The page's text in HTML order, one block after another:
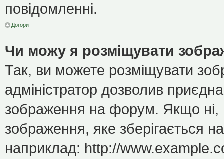
повідомленні.
Догори
Чи можу я розміщувати
Так, ви можете розміщувати
адміністратор дозволив
зображення на форум. Якщо ні,
зображення, яке зберігається
наприклад: http://